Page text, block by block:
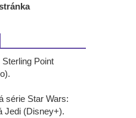
Point
série Star Wars:
Jedi (Disney+).